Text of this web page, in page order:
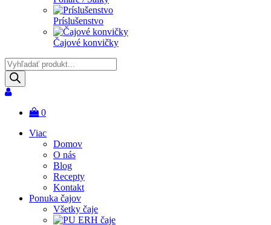
Príslušenstvo
Čajové konvičky
Products
search
0
Viac
Domov
O nás
Blog
Recepty
Kontakt
Ponuka čajov
Všetky čaje